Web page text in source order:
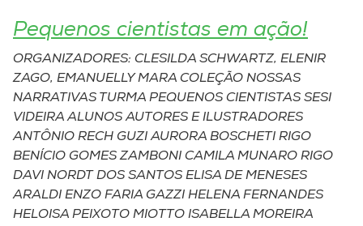
Pequenos cientistas em ação!
ORGANIZADORES: CLESILDA SCHWARTZ, ELENIR
ZAGO, EMANUELLY MARA COLEÇÃO NOSSAS
NARRATIVAS TURMA PEQUENOS CIENTISTAS SESI
VIDEIRA ALUNOS AUTORES E ILUSTRADORES
ANTÔNIO RECH GUZI AURORA BOSCHETI RIGO
BENÍCIO GOMES ZAMBONI CAMILA MUNARO RIGO
DAVI NORDT DOS SANTOS ELISA DE MENESES
ARALDI ENZO FARIA GAZZI HELENA FERNANDES
HELOISA PEIXOTO MIOTTO ISABELLA MOREIRA